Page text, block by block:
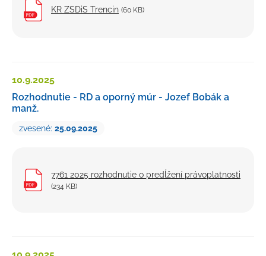
KR ZSDiS Trencin (60 KB)
10.9.2025
Rozhodnutie - RD a oporný múr - Jozef Bobák a
manž.
zvesené: 25.09.2025
7761 2025 rozhodnutie o predĺžení právoplatnosti
(234 KB)